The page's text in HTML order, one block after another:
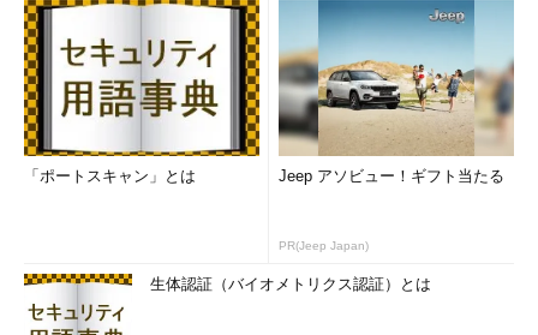
「ポートスキャン」とは Jeep アソビュー！ギフト当たる
PR(Jeep Japan)
生体認証（バイオメトリクス認証）とは